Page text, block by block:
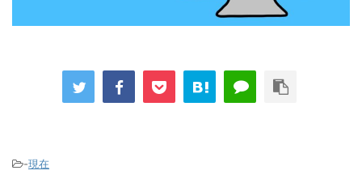
-現在